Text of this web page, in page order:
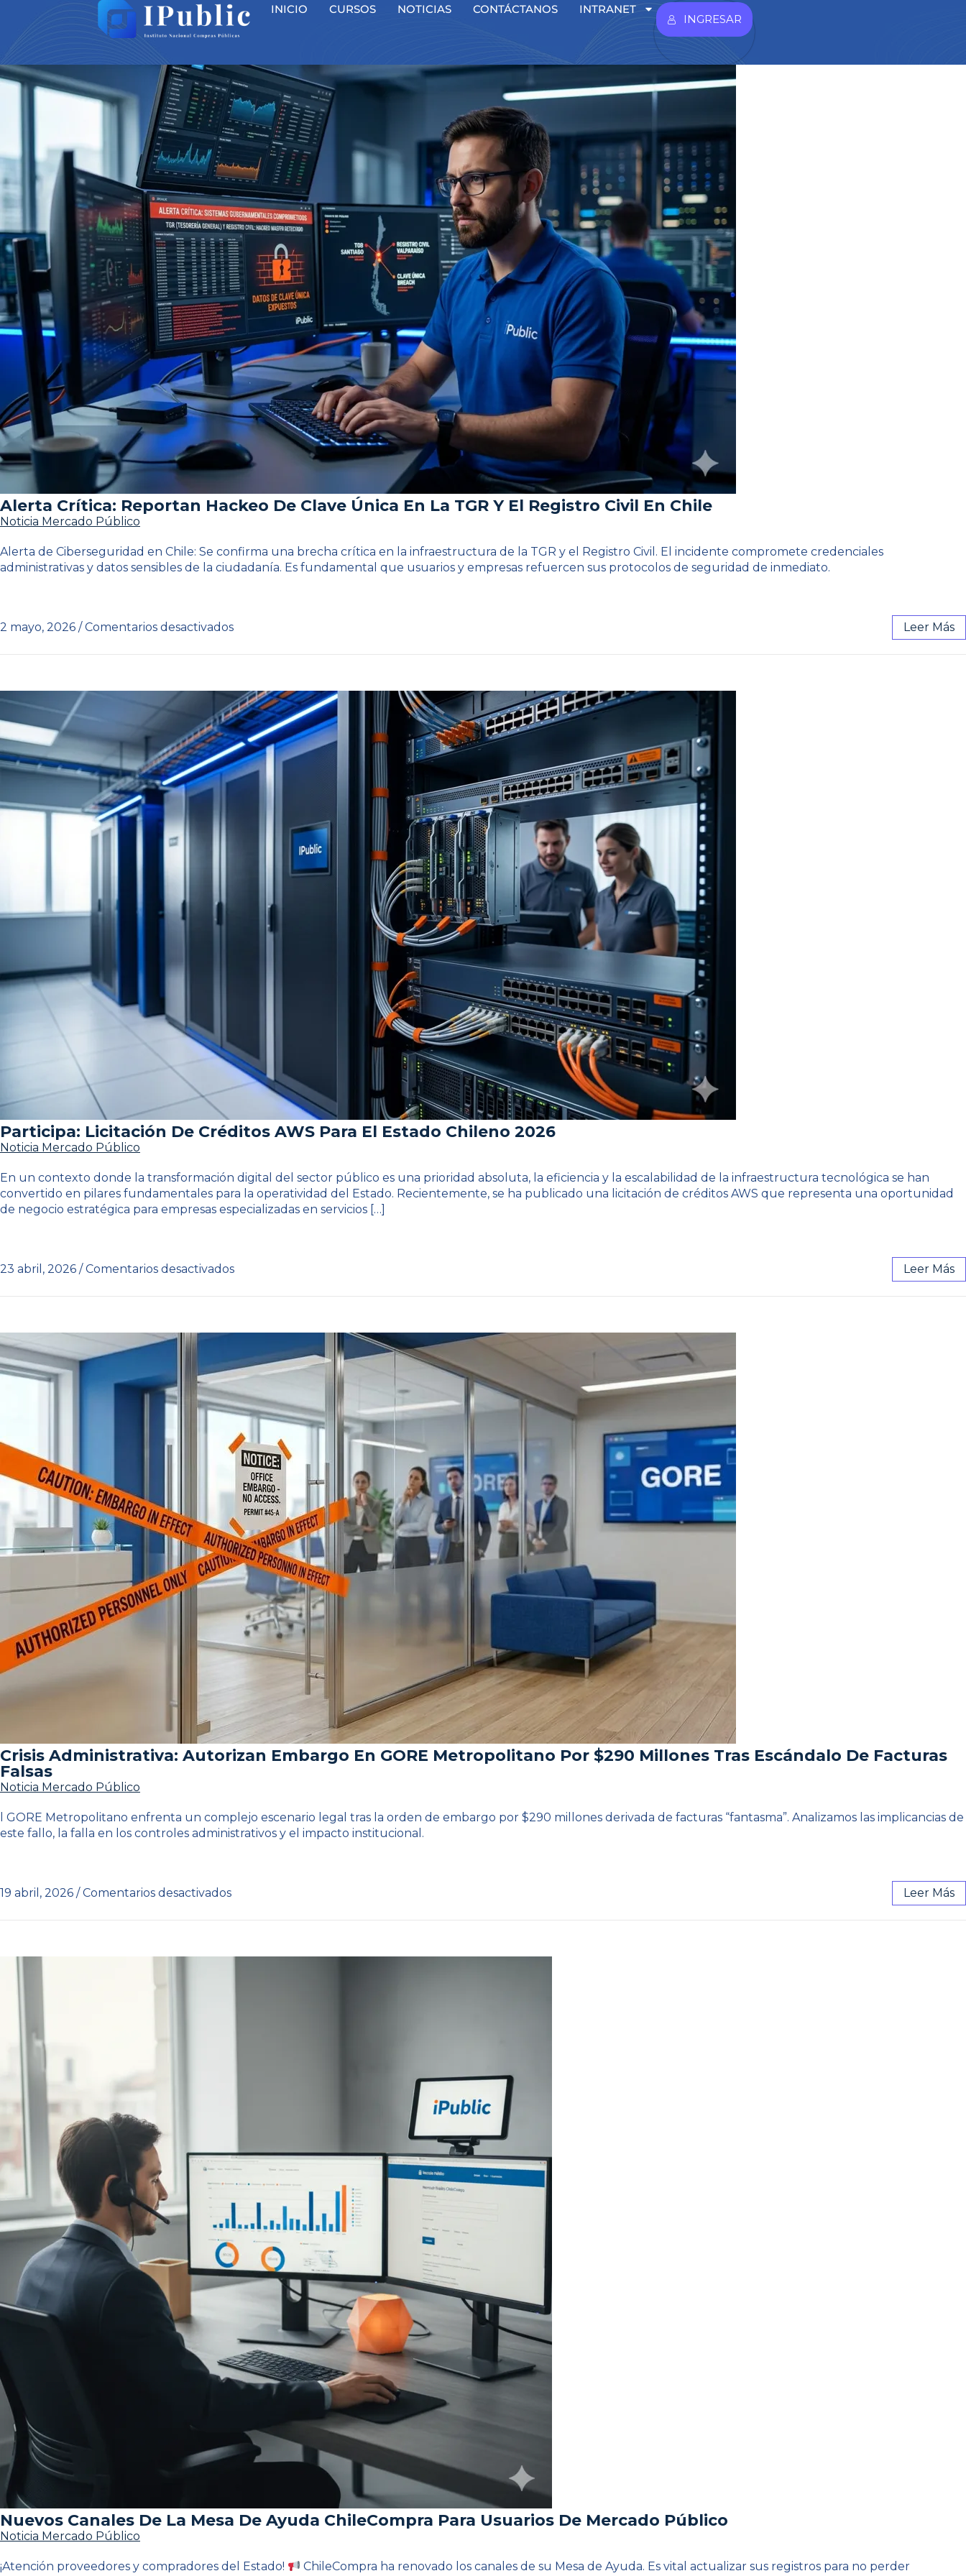
INICIO CURSOS NOTICIAS CONTÁCTANOS INTRANET
INGRESAR
Alerta Crítica: Reportan Hackeo De Clave Única En La TGR Y El Registro Civil En Chile
Noticia Mercado Público
Alerta de Ciberseguridad en Chile: Se confirma una brecha crítica en la infraestructura de la TGR y el Registro Civil. El incidente compromete credenciales
administrativas y datos sensibles de la ciudadanía. Es fundamental que usuarios y empresas refuercen sus protocolos de seguridad de inmediato.
2 mayo, 2026 / Comentarios desactivados Leer Más
Participa: Licitación De Créditos AWS Para El Estado Chileno 2026
Noticia Mercado Público
En un contexto donde la transformación digital del sector público es una prioridad absoluta, la eficiencia y la escalabilidad de la infraestructura tecnológica se han
convertido en pilares fundamentales para la operatividad del Estado. Recientemente, se ha publicado una licitación de créditos AWS que representa una oportunidad
de negocio estratégica para empresas especializadas en servicios […]
23 abril, 2026 / Comentarios desactivados Leer Más
Crisis Administrativa: Autorizan Embargo En GORE Metropolitano Por $290 Millones Tras Escándalo De Facturas
Falsas
Noticia Mercado Público
l GORE Metropolitano enfrenta un complejo escenario legal tras la orden de embargo por $290 millones derivada de facturas “fantasma”. Analizamos las implicancias de
este fallo, la falla en los controles administrativos y el impacto institucional.
19 abril, 2026 / Comentarios desactivados Leer Más
Nuevos Canales De La Mesa De Ayuda ChileCompra Para Usuarios De Mercado Público
Noticia Mercado Público
¡Atención proveedores y compradores del Estado!
ChileCompra ha renovado los canales de su Mesa de Ayuda. Es vital actualizar sus registros para no perder